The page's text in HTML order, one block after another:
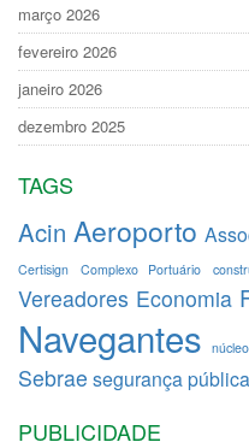
março 2026
fevereiro 2026
janeiro 2026
dezembro 2025
TAGS
Acin Aeroporto
Certisign Complexo Portuário
Vereadores Economia
Navegantes
Sebrae segurança pública
PUBLICIDADE